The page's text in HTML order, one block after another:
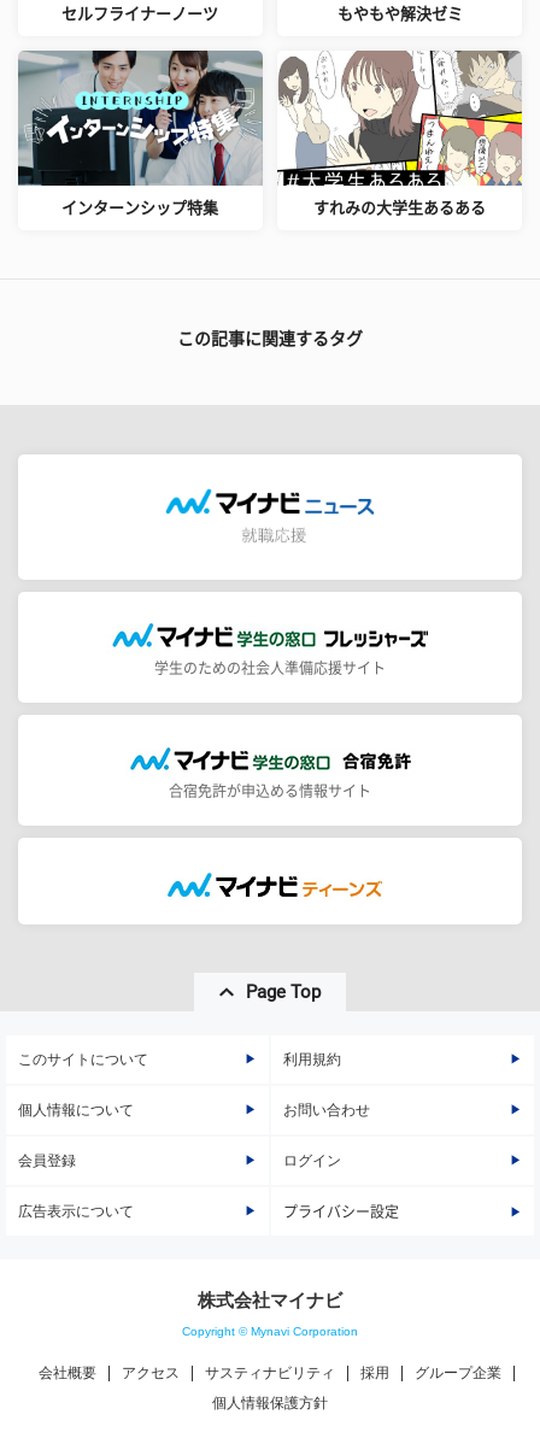
セルフライナーノーツ もやもや解決ゼミ
インターンシップ特集 すれみの大学生あるある
この記事に関連するタグ
学生のための社会人準備応援サイト
合宿免許が申込める情報サイト
Page Top
このサイトについて 利用規約
個人情報について お問い合わせ
会員登録 ログイン
広告表示について プライバシー設定
株式会社マイナビ
Copyright © Mynavi Corporation
会社概要 アクセス サスティナビリティ 採用
グループ企業
個人情報保護方針